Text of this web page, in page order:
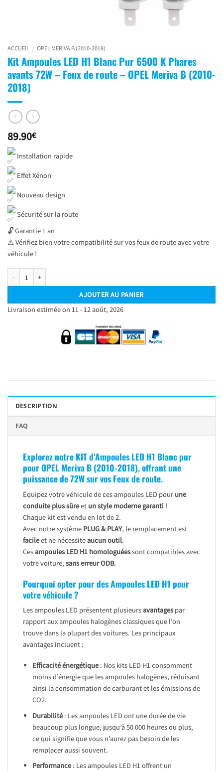
ACCUEIL / OPEL MERIVA B (2010-2018)
Kit Ampoules LED H1 Blanc Pur 6500 K Phares
avants 72W – Feux de route – OPEL Meriva B (2010-
2018)
89.90€
Installation rapide
Effet Xénon
Nouveau design
Sécurité sur la route
🔓 Garantie 1 an
⚠️ Vérifiez bien votre compatibilité sur vos feux de route avec votre
véhicule !
AJOUTER AU PANIER
Livraison estimée on 11 - 12 août, 2026
DESCRIPTION
FAQ
Explorez notre KIT d’Ampoules LED H1 Blanc pur
pourOPEL Meriva B (2010-2018), offrant une
puissance de 72W sur vos Feux de route.
Équipez votre véhicule de ces ampoules LED pour une
conduite plus sûreet un style moderne garanti !
Chaque kit est vendu en lot de 2.
Avec notre système PLUG & PLAY, le remplacement est
facileet ne nécessiteaucun outil.
Cesampoules LED H1 homologuéessont compatibles avec
votre voiture, sans erreur ODB.
Pourquoi opter pour des Ampoules LED H1 pour
votre véhicule ?
Les ampoules LED présentent plusieursavantagespar
rapport aux ampoules halogènes classiques que l’on
trouve dans la plupart des voitures. Les principaux
avantages incluent :
Efficacité énergétique: Nos kits LED H1 consomment
moins d’énergie que les ampoules halogènes, réduisant
ainsi la consommation de carburant et les émissions de
CO2.
Durabilité: Les ampoules LED ont une durée de vie
beaucoup plus longue, jusqu’à 50 000 heures ou plus,
ce qui signifie que vous n’aurez pas besoin de les
remplacer aussi souvent.
Performance: Les ampoules LED H1 offrent un